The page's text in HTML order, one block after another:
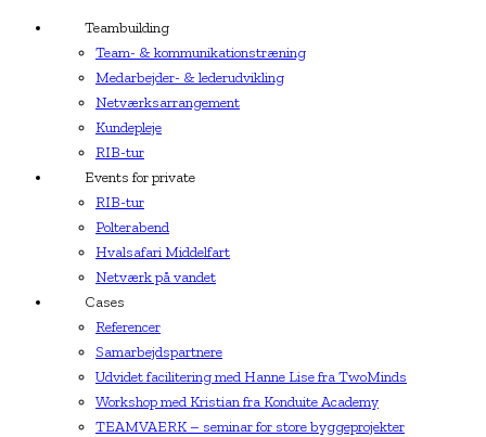
Teambuilding
Team- & kommunikationstræning
Medarbejder- & lederudvikling
Netværksarrangement
Kundepleje
RIB-tur
Events for private
RIB-tur
Polterabend
Hvalsafari Middelfart
Netværk på vandet
Cases
Referencer
Samarbejdspartnere
Udvidet facilitering med Hanne Lise fra TwoMinds
Workshop med Kristian fra Konduite Academy
TEAMVAERK – seminar for store byggeprojekter